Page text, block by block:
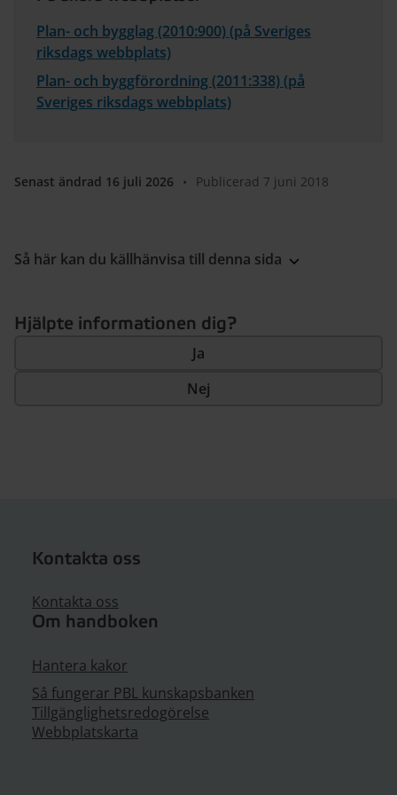
Plan- och bygglag (2010:900) (på Sveriges
riksdags webbplats)
Plan- och byggförordning (2011:338) (på
Sveriges riksdags webbplats)
Senast ändrad 16 juli 2026 • Publicerad 7 juni 2018
Så här kan du källhänvisa till denna sida
Hjälpte informationen dig?
Ja
Nej
Kontakta oss
Kontakta oss
Om handboken
Hantera kakor
Så fungerar PBL kunskapsbanken
Tillgänglighetsredogörelse
Webbplatskarta